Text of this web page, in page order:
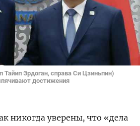
Эрдоган, справа Си Цзиньпин)
достижения
никогда уверены, что «дела